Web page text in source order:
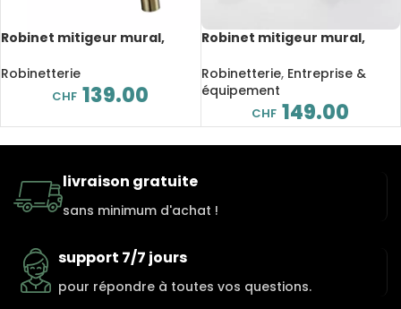
Robinet mitigeur mural,
de bain, Or brossé
Robinetterie
CHF 139.00
Robinet mitigeur mural,
de bain, noir mat
Robinetterie, Entreprise &
équipement
CHF 149.00
livraison gratuite
sans minimum d'achat !
support 7/7 jours
pour répondre à toutes vos questions.